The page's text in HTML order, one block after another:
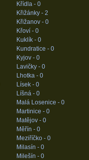
Křídla - 0
Křižánky - 2
Křižanov - 0
Křoví - 0
Kuklík - 0
Kundratice - 0
Kyjov - 0
Lavičky - 0
Lhotka - 0
Lísek - 0
Líšná - 0
Malá Losenice - 0
Martinice - 0
Matějov - 0
Měřín - 0
Meziříčko - 0
Milasín - 0
Milešín - 0